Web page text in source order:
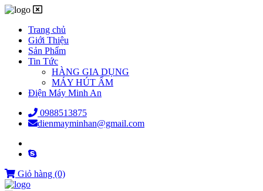
Trang chủ
Giới Thiệu
Sản Phẩm
Tin Tức
HÀNG GIA DỤNG
MÁY HÚT ẨM
Điện Máy Minh An
0988513875
dienmayminhan@gmail.com
Giỏ hàng (0)